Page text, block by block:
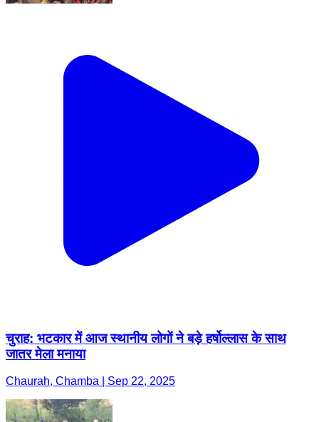
चुराह: भटकार में आज स्थानीय लोगों ने बड़े हर्षोल्लास के साथ
जातर मेला मनाया
Chaurah, Chamba | Sep 22, 2025